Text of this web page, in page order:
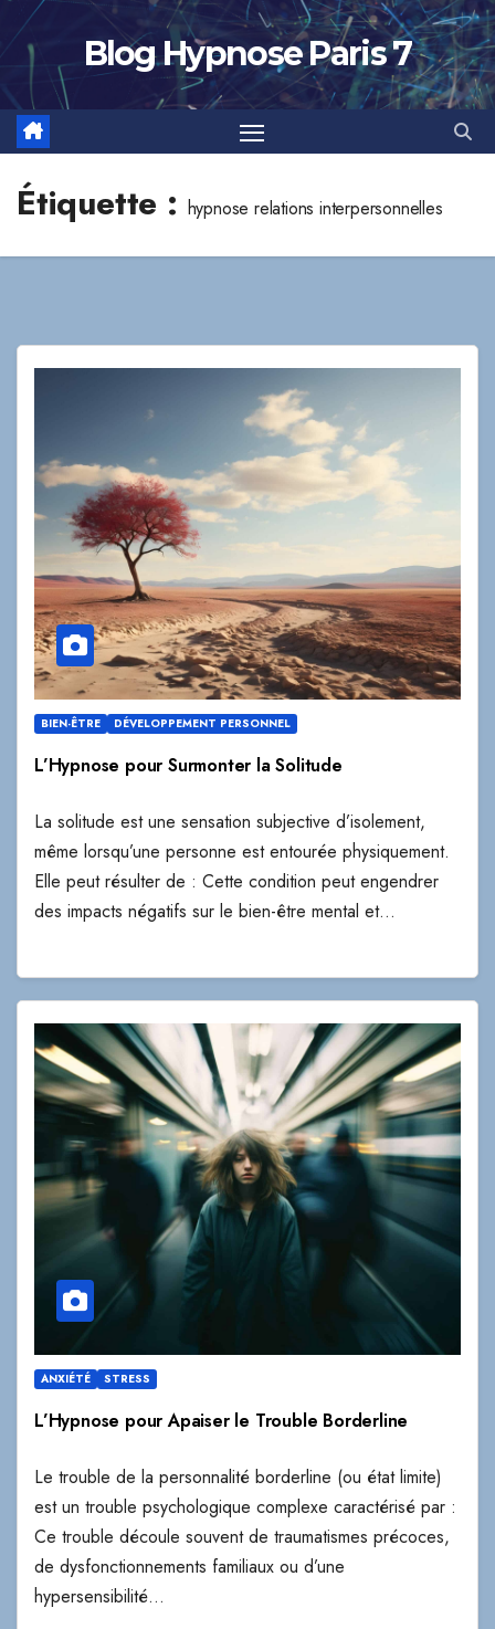
Skip
content
Blog Hypnose Paris 7
Étiquette : hypnose relations interpersonnelles
BIEN-ÊTRE DÉVELOPPEMENT PERSONNEL
L’Hypnose pour Surmonter la Solitude
La solitude est une sensation subjective d’isolement,
même lorsqu’une personne est entourée physiquement.
Elle peut résulter de : Cette condition peut engendrer
des impacts négatifs sur le bien-être mental et…
ANXIÉTÉ STRESS
L’Hypnose pour Apaiser le Trouble Borderline
Le trouble de la personnalité borderline (ou état limite)
est un trouble psychologique complexe caractérisé par :
Ce trouble découle souvent de traumatismes précoces,
de dysfonctionnements familiaux ou d’une
hypersensibilité…